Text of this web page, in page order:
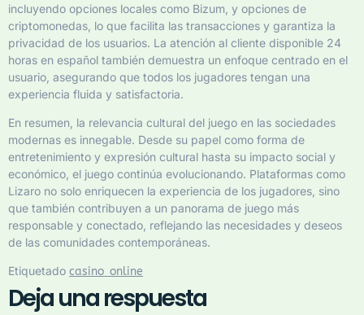
incluyendo opciones locales como Bizum, y opciones de
criptomonedas, lo que facilita las transacciones y garantiza la
privacidad de los usuarios. La atención al cliente disponible 24
horas en español también demuestra un enfoque centrado en el
usuario, asegurando que todos los jugadores tengan una
experiencia fluida y satisfactoria.
En resumen, la relevancia cultural del juego en las sociedades
modernas es innegable. Desde su papel como forma de
entretenimiento y expresión cultural hasta su impacto social y
económico, el juego continúa evolucionando. Plataformas como
Lizaro no solo enriquecen la experiencia de los jugadores, sino
que también contribuyen a un panorama de juego más
responsable y conectado, reflejando las necesidades y deseos
de las comunidades contemporáneas.
Etiquetado casino online
Deja una respuesta